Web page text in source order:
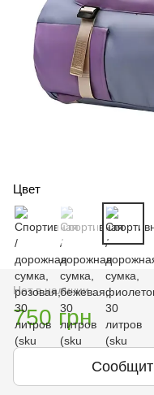
Цвет
Нет в наличии
750 грн